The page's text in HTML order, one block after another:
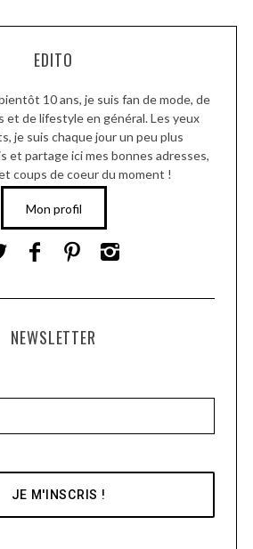
EDITO
10 ans, je suis fan de mode, de
et de lifestyle en général. Les yeux
je suis chaque jour un peu plus
et partage ici mes bonnes adresses,
coups de coeur du moment !
Mon profil
NEWSLETTER